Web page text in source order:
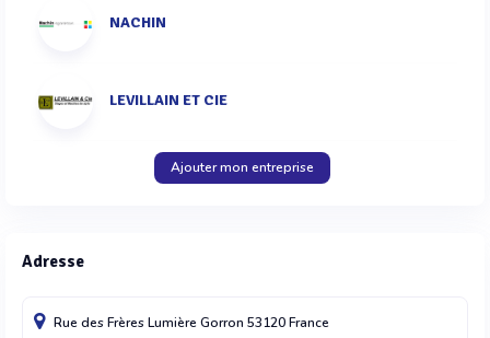
NACHIN
LEVILLAIN ET CIE
Ajouter mon entreprise
Adresse
Rue des Frères Lumière Gorron 53120France